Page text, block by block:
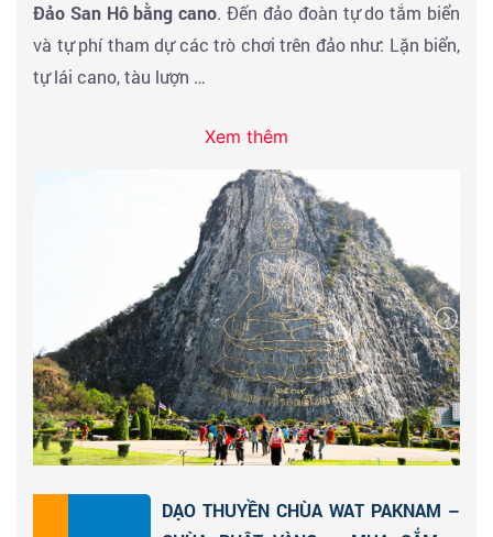
Đảo San Hô bằng cano. Đến đảo đoàn tự do tắm biển
và tự phí tham dự các trò chơi trên đảo như: Lặn biển,
tự lái cano, tàu lượn …
Đoàn ăn trưa tại nhà hàng với các món ăn đặc trưng
Thái Lan, sau đó tham quan trung tâm vàng bạc đá
quý Hoàng Gia Thái Lan & mua sắm tại cửa hàng
nông sản, đặc sản Thái Lan làm quà cho người thân.
Chiều: Đoàn Khởi hành tham quan chụp hìnhNÚI
PHẬT VÀNG-kỷ lục guiness Thế giới, ghéCHỢ NỔI 4
MIỀNđặc sắc văn hóa truyền thống Thái lan & trải
nghiệm các món ăn truyền thống của Thái.
Buổi tối: Quý khách dùng bữa tối tại nhà hàng và xem
chương trìnhbiểu diễn Alcazar Show
nghệ thuật độc đáo do những người đẹp chuyển giới
Xem thêm
DẠO THUYỀN CHÙA WAT PAKNAM –